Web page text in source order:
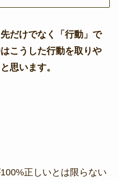
だけでなく「行動」で
こうした行動を取りや
思います。
正しいとは限らない